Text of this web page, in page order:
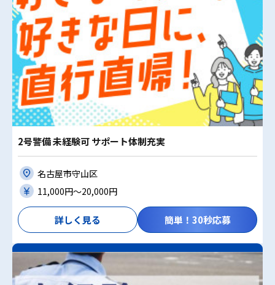
2号警備 未経験可 サポート体制充実
名古屋市守山区
11,000円〜20,000円
詳しく見る 簡単！30秒応募